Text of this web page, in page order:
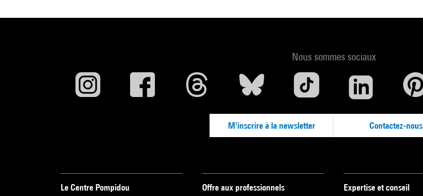
Nous sommes sociaux
M'inscrire à la newsletter Contactez-nous
Le Centre Pompidou Offre aux professionnels Expertise et conseil